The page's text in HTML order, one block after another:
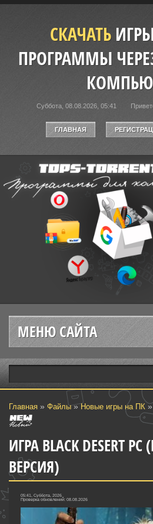
СКАЧАТЬ
ПРОГРАММЫ
Суббота, 08.08.2026, 05:41
ГЛАВНАЯ
МЕНЮ САЙТА
Главная » Файлы»Новые игры на ПК »
ИГРА BLACK DESERT
ВЕРСИЯ)
05:41, Суббота, 2026
Проверка обновлений: 08.08.2026